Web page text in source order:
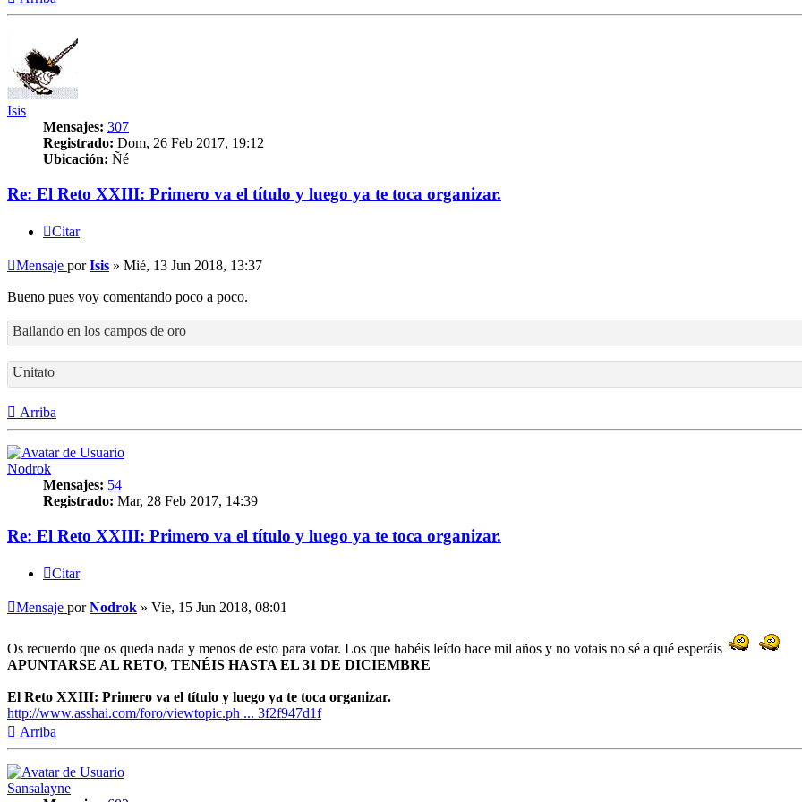
Isis
Mensajes: 307
Registrado: Dom, 26 Feb 2017, 19:12
Ubicación: Ñé
Re: El Reto XXIII: Primero va el título y luego ya te toca organizar.
Citar
Mensaje porIsis » Mié, 13 Jun 2018, 13:37
Bueno pues voy comentando poco a poco.
Bailando en los campos de oro
Unitato
Arriba
Nodrok
Mensajes: 54
Registrado: Mar, 28 Feb 2017, 14:39
Re: El Reto XXIII: Primero va el título y luego ya te toca organizar.
Citar
Mensaje porNodrok » Vie, 15 Jun 2018, 08:01
Os recuerdo que os queda nada y menos de esto para votar. Los que habéis leído hace mil años y no votais no sé a qué esperáis
APUNTARSE AL RETO, TENÉIS HASTA EL 31 DE DICIEMBRE
El Reto XXIII: Primero va el título y luego ya te toca organizar.
http://www.asshai.com/foro/viewtopic.ph ... 3f2f947d1f
Arriba
Sansalayne